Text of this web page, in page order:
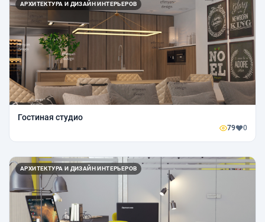
АРХИТЕКТУРА И ДИЗАЙН ИНТЕРЬЕРОВ
Гостиная студио
79 0
АРХИТЕКТУРА И ДИЗАЙН ИНТЕРЬЕРОВ